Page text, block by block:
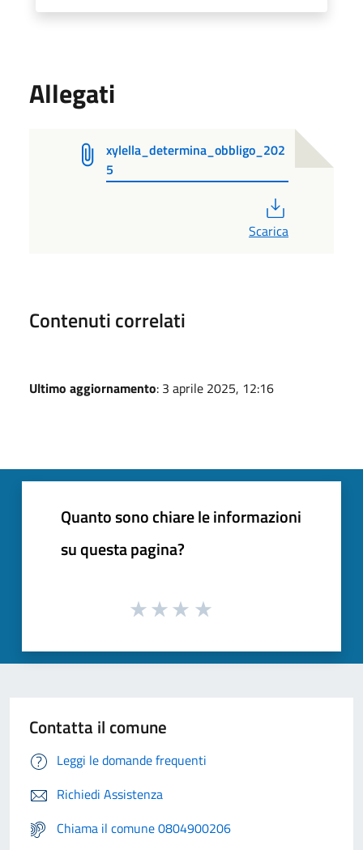
Allegati
xylella_determina_obbligo_202
5
Scarica
Contenuti correlati
Ultimo aggiornamento: 3 aprile 2025, 12:16
Quanto sono chiare le informazioni
su questa pagina?
Contatta il comune
Leggi le domande frequenti
Richiedi Assistenza
Chiama il comune 0804900206